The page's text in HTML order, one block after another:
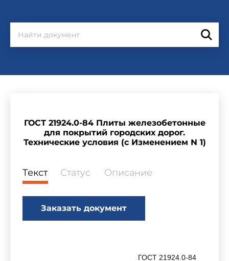
ГОСТ 21924.0-84 Плиты железобетонные
для покрытий городских дорог.
Технические условия (с Изменением N 1)
Текст Статус Описание
Заказать документ
ГОСТ 21924.0-84